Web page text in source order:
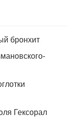
бронхит
Гексорал